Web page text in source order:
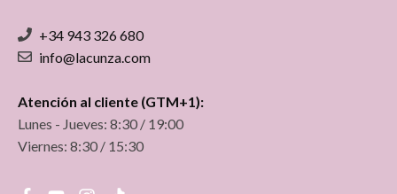
+34 943 326 680
info@lacunza.com
Atención al cliente (GTM+1):
Lunes - Jueves: 8:30 / 19:00
Viernes: 8:30 / 15:30